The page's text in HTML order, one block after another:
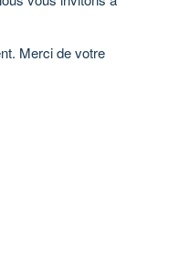
Merci de votre